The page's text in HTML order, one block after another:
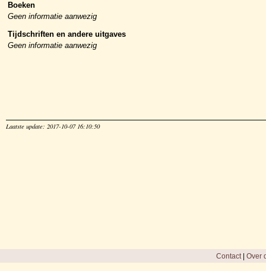
Boeken
Geen informatie aanwezig
Tijdschriften en andere uitgaves
Geen informatie aanwezig
Laatste update: 2017-10-07 16:10:50
Contact| Over